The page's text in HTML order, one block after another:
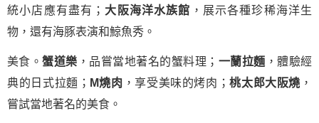
統小店應有盡有； 大阪海洋水族館 ，展示各種珍稀海洋生
物，還有海豚表演和鯨魚秀。
美食。蟹道樂 ，品嘗當地著名的蟹料理； 一蘭拉麵 ，體驗經
典的日式拉麵； M燒肉 ，享受美味的烤肉； 桃太郎大阪燒 ，
嘗試當地著名的美食。